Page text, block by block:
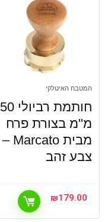
המטבח האיטלקי
חותמת רביולי 50
מ"מ בצורת פרח
מבית Marcato –
צבע זהב
₪179.00